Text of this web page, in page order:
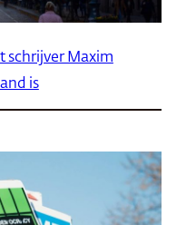
schrijver Maxim
is